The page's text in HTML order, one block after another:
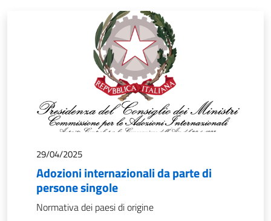
29/04/2025
Adozioni internazionali da parte di
persone singole
Normativa dei paesi di origine